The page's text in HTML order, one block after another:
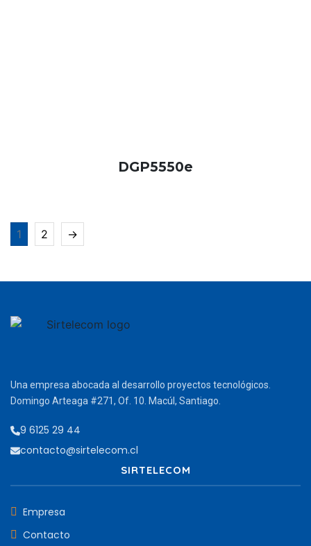
DGP5550e
1 2 →
Una empresa abocada al desarrollo proyectos tecnológicos.
Domingo Arteaga #271, Of. 10. Macúl, Santiago.
9 6125 29 44
contacto@sirtelecom.cl
SIRTELECOM
Empresa
Contacto